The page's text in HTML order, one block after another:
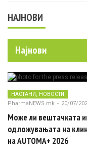
НАЈНОВИ
Најнови
НАСТАНИ, НОВОСТИ
PharmaNEWS.mk - 20/07/
Може ли вештачката
одложувањата на
на AUTOMA+ 2026